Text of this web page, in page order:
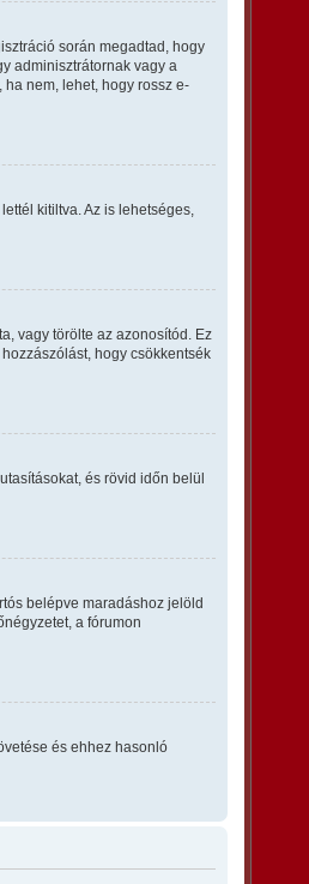
során megadtad, hogy
adminisztrátornak vagy a
nem, lehet, hogy rossz e-
kitiltva. Az is lehetséges,
vagy törölte az azonosítód. Ez
hogy csökkentsék
és rövid időn belül
belépve maradáshoz jelöld
a fórumon
és ehhez hasonló